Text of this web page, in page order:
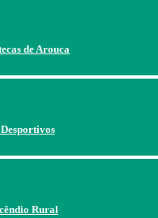
de Arouca
Rural